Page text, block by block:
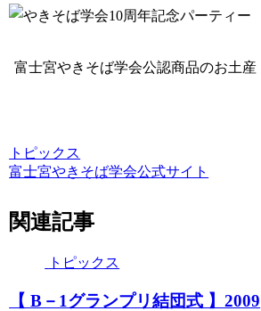
富士宮やきそば学会公認商品のお土産
トピックス
富士宮やきそば学会公式サイト
関連記事
トピックス
【 B－1グランプリ結団式 】2009